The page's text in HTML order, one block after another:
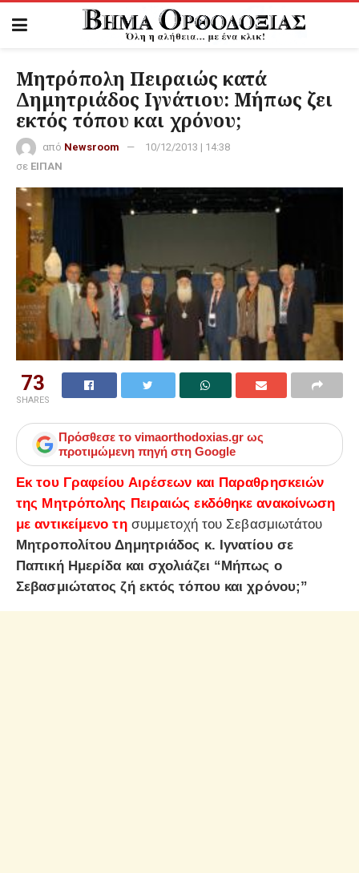
Μητρόπολη Πειραιώς κατά
Δημητριάδος Ιγνάτιου: Μήπως ζει
εκτός τόπου και χρόνου;
από Newsroom
10/12/2013 | 14:38
σε ΕΙΠΑΝ
73
SHARES
Πρόσθεσε το vimaorthodoxias.gr ως
προτιμώμενη πηγή στη Google
Εκ του Γραφείου Αιρέσεων και Παραθρησκειών
της Μητρόπολης Πειραιώς εκδόθηκε ανακοίνωση
με αντικείμενο τησυμμετοχή του Σεβασμιωτάτου
Μητροπολίτου Δημητριάδος κ. Ιγνατίου σε
Παπική Ημερίδα και σχολιάζει “ Μήπως ο
Σεβασμιώτατος ζή εκτός τόπου και χρόνου;”